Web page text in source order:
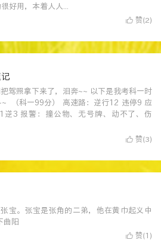
好用，本着人人...
 赞(2)
驾照拿下来了，泪奔~~ 以下是我考科一时
（科一99分） 高速路：逆行12 违停9 应
3 报警：撞公物、无号牌、动不了、伤
 赞(3)
宝‌。张宝是张角的二弟，他在黄巾起义中
曲阳
 赞(1 )